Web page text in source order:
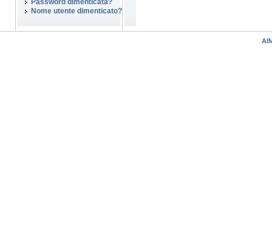
Nome utente dimenticato?